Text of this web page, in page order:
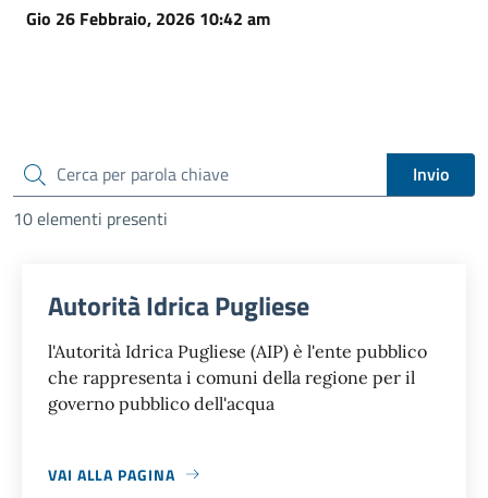
Gio 26 Febbraio, 2026 10:42 am
cerca
Invio
10 elementi presenti
Autorità Idrica Pugliese
l'Autorità Idrica Pugliese (AIP) è l'ente pubblico
che rappresenta i comuni della regione per il
governo pubblico dell'acqua
VAI ALLA PAGINA